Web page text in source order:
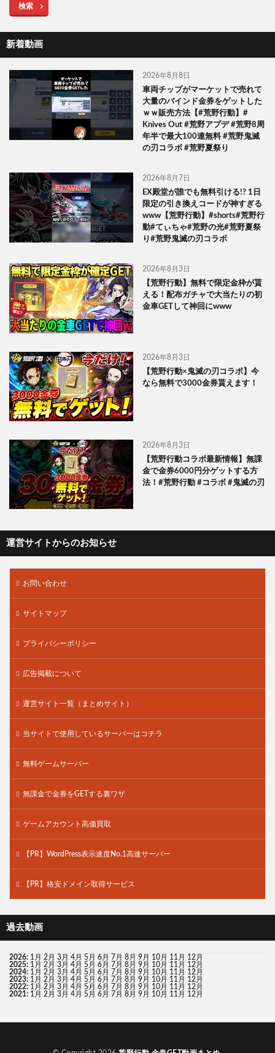
検索
新着動画
2026年8月8日
車両チップがマーケットで売れて
大量のバインド金券をゲットした
ｗｗ販売方法【#荒野行動】#
Knives Out #荒野アプデ #荒野8周
年半で最大100連無料 #荒野鬼滅
の刃コラボ #荒野夏祭り
2026年8月7日
EX殿堂が誰でも無料引ける!? 1日
限定の引き換えコードが神すぎる
www【荒野行動】#shorts#荒野行
動#てぃちゃ#荒野の光#荒野夏祭
り#荒野鬼滅の刃コラボ
2026年8月3日
【荒野行動】無料で限定金枠が貰
える！配布ガチャで大当たりの初
金車GETして神回にwww
2026年8月3日
【荒野行動×鬼滅の刃コラボ】今
なら無料で3000金券貰えます！
2026年8月3日
【荒野行動コラボ最新情報】無課
金で金券6000円分ゲットする方
法！#荒野行動 #コラボ #鬼滅の刃
運営サイトからのお知らせ
お問い合わせ
サイトマップ
プライバシーポリシー
広告掲載について
運営サイト一覧（まとめサイト）
当サイトで使用しているサーバーはコチラ
無料ゲームサーバー
無課金で金券をGETする裏ワザ
ゲームアカウント高価買取
【PR】WordPress表示速度No.1高速サーバー
【PR】格安ドメイン取得サービス
過去動画
2026: 1月 2月 3月 4月 5月 6月 7月 8月 9月 10月 11月 12月
2025: 1月 2月 3月 4月 5月 6月 7月 8月 9月 10月 11月 12月
2024: 1月 2月 3月 4月 5月 6月 7月 8月 9月 10月 11月 12月
2023: 1月 2月 3月 4月 5月 6月 7月 8月 9月 10月 11月 12月
2022: 1月 2月 3月 4月 5月 6月 7月 8月 9月 10月 11月 12月
2021: 1月 2月 3月 4月 5月 6月 7月 8月 9月 10月 11月 12月